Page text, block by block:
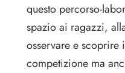
questo percorso-
spazio ai ragazzi,
osservare e
competizione ma